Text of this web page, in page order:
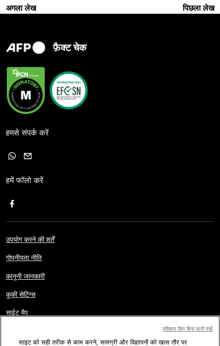
अगला लेख पिछला लेख
फ़ैक्ट चेक
हमसे संपर्क करें
हमें फॉलो करें
उपयोग करने की शर्तें
गोपनीयता नीति
कानूनी जानकारी
कुकी सेटिंग्स
साईट मैप
साइट को सही तरीक से काम करने, सामग्री और विज्ञापनों को खास तौर पर
स्वीकार किए बिना जारी रखें